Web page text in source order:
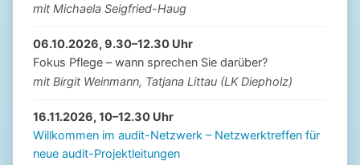
mit Michaela Seigfried-Haug
06.10.2026, 9.30–12.30 Uhr
Fokus Pflege – wann sprechen Sie darüber?
mit Birgit Weinmann, Tatjana Littau (LK Diepholz)
16.11.2026, 10–12.30 Uhr
Willkommen im audit-Netzwerk – Netzwerktreffen für
neue audit-Projektleitungen